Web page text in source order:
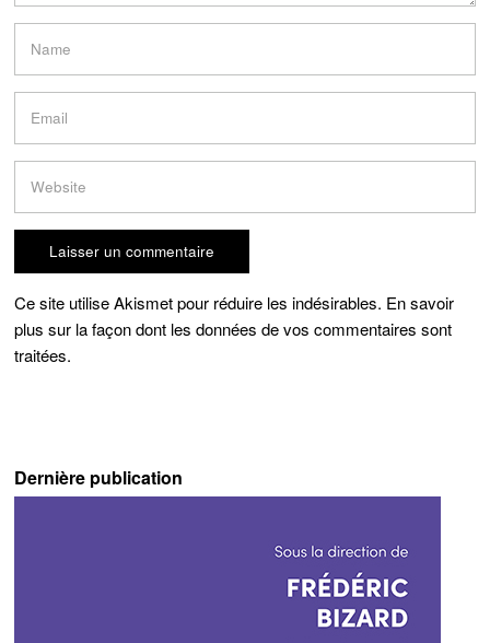
Ce site utilise Akismet pour réduire les indésirables. En savoir
plus sur la façon dont les données de vos commentaires sont
traitées.
Dernière publication